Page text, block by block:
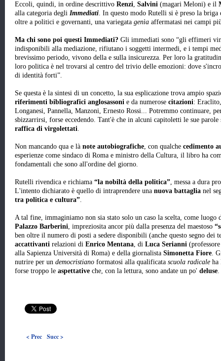
Eccoli, quindi, in ordine descrittivo Renzi, Salvini (magari Meloni) e il
alla categoria degli Immediati. In questo modo Rutelli si è preso la
oltre a politici e governanti, una variegata genìa affermatasi nei campi
Ma chi sono poi questi Immediati? Gli immediati sono “gli effimeri
indisponibili alla mediazione, rifiutano i soggetti intermedi, e i tempi
brevissimo periodo, vivono della e sulla insicurezza. Per loro la
loro politica è nel trovarsi al centro del trivio delle emozioni: dove
di identità forti”.
Se questa è la sintesi di un concetto, la sua esplicazione trova ampio
riferimenti bibliografici anglosassoni e da numerose citazioni:
Longanesi, Pannella, Manzoni, Ernesto Rossi... Potremmo continuare,
sbizzarrirsi, forse eccedendo. Tant'è che in alcuni capitoletti le sue
raffica di virgolettati.
Non mancando qua e là note autobiografiche, con qualche cedimento
esperienze come sindaco di Roma e ministro della Cultura, il libro ha
fondamentali che sono all'ordine del giorno.
Rutelli rivendica e richiama “la nobiltà della politica”, messa a dura
L'intento dichiarato è quello di intraprendere una nuova battaglia nel
tra politica e cultura”.
A tal fine, immaginiamo non sia stato solo un caso la scelta, come luogo
Palazzo Barberini, impreziosita ancor più dalla presenza del maestoso
ben oltre il numero di posti a sedere disponibili (anche questo segno dei
accattivanti relazioni di Enrico Mentana, di Luca Serianni
alla Sapienza Università di Roma) e della giornalista Simonetta Fiore.
nutrire per un democristiano formatosi alla qualificata scuola radicale ha
forse troppo le aspettative che, con la lettura, sono andate un po' deluse.
< Prec Succ >